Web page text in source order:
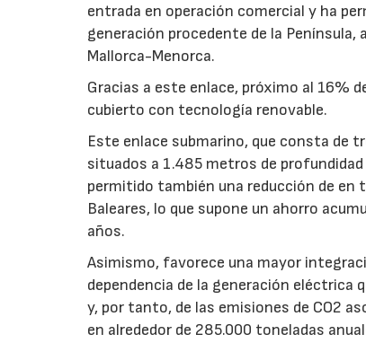
entrada en operación comercial y ha
generación procedente de la
Mallorca-Menorca.
Gracias a este enlace, próximo al 16%
cubierto con tecnología renovable.
Este enlace submarino, que consta de
situados a 1.485 metros de
permitido también una reducción de en
Baleares, lo que supone un ahorro
años.
Asimismo, favorece una mayor
dependencia de la generación eléctrica
y, por tanto, de las emisiones de CO2
en alrededor de 285.000 toneladas